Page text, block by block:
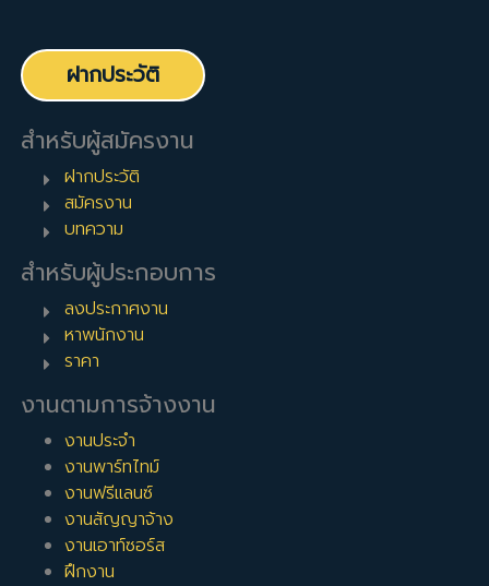
ฝากประวัติ
สำหรับผู้สมัครงาน
ฝากประวัติ
สมัครงาน
บทความ
สำหรับผู้ประกอบการ
ลงประกาศงาน
หาพนักงาน
ราคา
งานตามการจ้างงาน
งานประจำ
งานพาร์ทไทม์
งานฟรีแลนซ์
งานสัญญาจ้าง
งานเอาท์ซอร์ส
ฝึกงาน